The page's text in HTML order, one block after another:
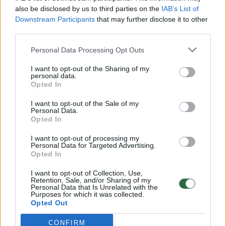
also be disclosed by us to third parties on the IAB’s List of
Downstream Participants that may further disclose it to other
Personal Data Processing Opt Outs
I want to opt-out of the Sharing of my
personal data.
Opted In
I want to opt-out of the Sale of my
Personal Data.
Opted In
I want to opt-out of processing my
Personal Data for Targeted Advertising.
Opted In
I want to opt-out of Collection, Use,
Retention, Sale, and/or Sharing of my
Personal Data that Is Unrelated with the
Purposes for which it was collected.
Opted Out
CONFIRM
Žinios | Lietuvos diena
00:00:57
Savaitės vidurys nusimato karštas: temperatūra kils iki
32 laipsnių šilumos
Žinios | Orai
00:00:59
Nufilmavo, kaip patvino Vilniaus Vakarinis aplinkkelis:
Žinios | Lietuvos diena
V. Zalužno pasisakymą laiko bandymu įsitvirtinti
Ukrainos politikoje: jis yra neteisus
Laidos